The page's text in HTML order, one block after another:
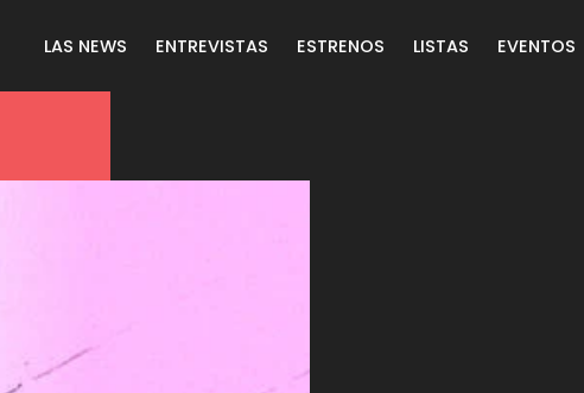
LAS NEWS ENTREVISTAS ESTRENOS LISTAS EVENTOS